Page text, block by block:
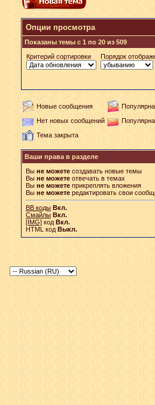
Опции просмотра
Показаны темы с 1 по 20 из 509
Критерий сортировки
Порядок
Новые сообщения
Нет новых сообщений
Тема закрыта
Ваши права в разделе
Вы не можете создавать новые темы
Вы не можете отвечать в темах
Вы не можете прикреплять вложения
Вы не можете редактировать свои
BB коды Вкл.
Смайлы Вкл.
[IMG] код Вкл.
HTML код Выкл.